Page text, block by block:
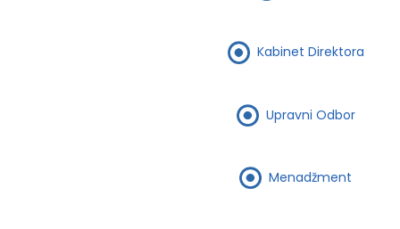
Kabinet Direktora
Upravni Odbor
Menadžment